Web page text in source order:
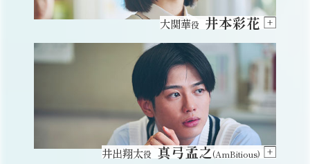
大関華役 井本彩花
井出翔太役 真弓孟之(AmBitious)